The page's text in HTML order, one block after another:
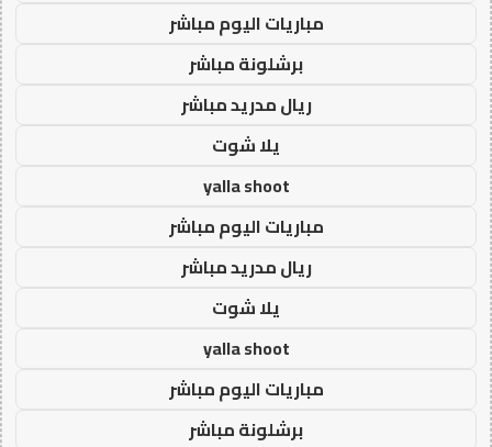
مباريات اليوم مباشر
برشلونة مباشر
ريال مدريد مباشر
يلا شوت
yalla shoot
مباريات اليوم مباشر
ريال مدريد مباشر
يلا شوت
yalla shoot
مباريات اليوم مباشر
برشلونة مباشر